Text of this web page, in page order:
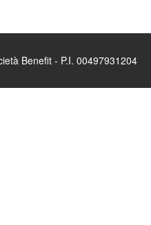
Benefit - P.I. 00497931204